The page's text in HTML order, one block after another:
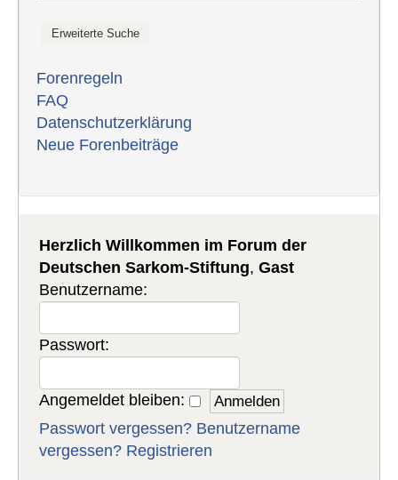
Forenregeln
FAQ
Datenschutzerklärung
Neue Forenbeiträge
Herzlich Willkommen im Forum der
Deutschen Sarkom-Stiftung,Gast
Benutzername:
Passwort:
Angemeldet bleiben:
Passwort vergessen? Benutzername
vergessen? Registrieren